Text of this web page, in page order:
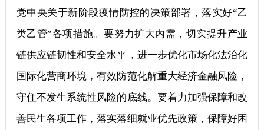
党中央关于新阶段疫情防控的决策部署，落实好“乙
类乙管”各项措施。要努力扩大内需，切实提升产业
链供应链韧性和安全水平，进一步优化市场化法治化
国际化营商环境，有效防范化解重大经济金融风险，
守住不发生系统性风险的底线。要着力加强保障和改
善民生各项工作，落实落细就业优先政策，保障好困